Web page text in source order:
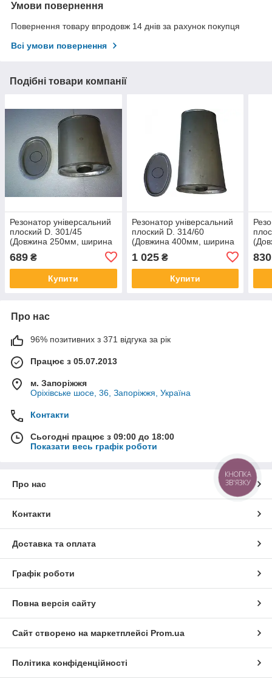
Умови повернення
Повернення товару впродовж 14 днів за рахунок покупця
Всі умови повернення
Подібні товари компанії
Резонатор універсальний
плоский D. 301/45
(Довжина 250мм, ширина
діаметр входу 45мм)
689 ₴
Купити
Резонатор універсальний
плоский D. 314/60
(Довжина 400мм, ширина
діаметр входу 60мм)
1 025₴
Купити
830
Про нас
96% позитивних з 371 відгука за рік
Працює з 05.07.2013
м. Запоріжжя
Оріхівське шосе, 36, Запоріжжя, Україна
Контакти
Сьогодні працює з 09:00 до 18:00
Показати весь графік роботи
Про нас
Контакти
Доставка та оплата
Графік роботи
Повна версія сайту
Сайт створено на маркетплейсі Prom.ua
Політика конфіденційності
КНОПКА
ЗВ'ЯЗКУ